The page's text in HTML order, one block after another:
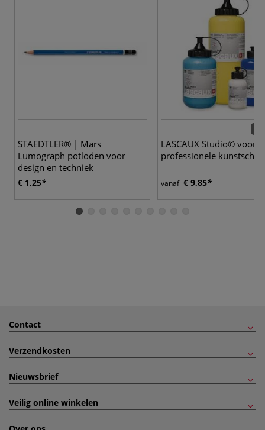
STAEDTLER® | Mars
Lumograph potloden voor
design en techniek
€ 1,25
LASCAUX Studio© voor
professionele
vanaf € 9,85
Contact
Verzendkosten
Nieuwsbrief
Veilig online winkelen